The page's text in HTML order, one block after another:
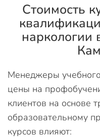
Стоимость
наркологии
Менеджеры
цены на
клиентов на основе
образовательному
курсов влияют: